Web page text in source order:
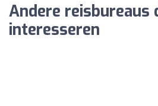
Andere reisbureaus
interesseren